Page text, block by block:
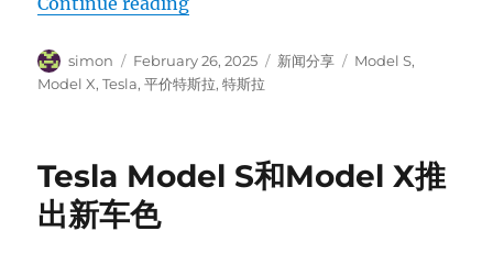
Author
simon
Posted
on
February 26, 2025 Categories
新闻分享 Tags
Model S,
Model X,Tesla,平价特斯拉,特斯拉
Tesla Model S和Model X推
出新车色